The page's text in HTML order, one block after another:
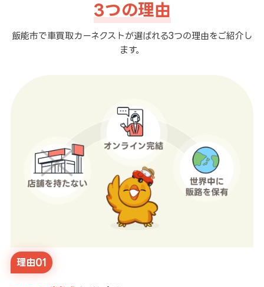
3つの理由
飯能市で車買取カーネクストが選ばれる3つの理由をご紹介し
ます。
理由01